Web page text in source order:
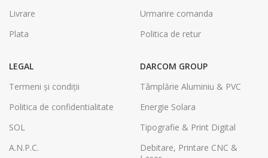
Livrare
Plata
Urmarire comanda
Politica de retur
LEGAL
Termeni și condiții
Politica de confidentialitate
SOL
A.N.P.C.
DARCOM GROUP
Tâmplărie Aluminiu & PVC
Energie Solara
Tipografie & Print Digital
Debitare, Printare CNC &